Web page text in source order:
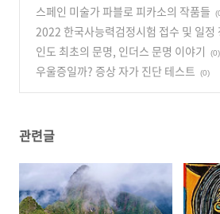
스페인 미술가 파블로 피카소의 작품들
2022 한국사능력검정시험 접수 및 일정
인도 최초의 문명, 인더스 문명 이야기 (0)
우울증일까? 증상 자가 진단 테스트 (0)
관련글